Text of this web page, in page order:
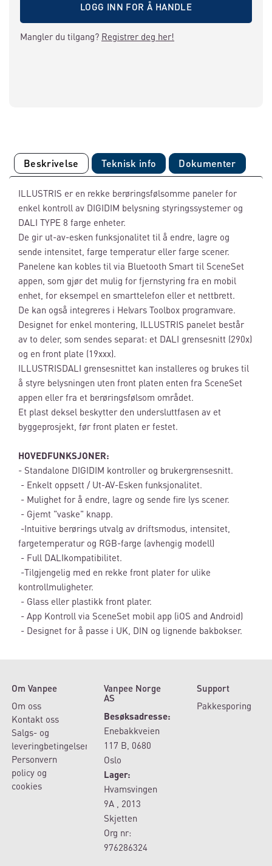
LOGG INN FOR Å HANDLE
Mangler du tilgang? Registrer deg her!
Beskrivelse Teknisk info Dokumenter
ILLUSTRIS er en rekke berøringsfølsomme paneler for
enkel kontroll av DIGIDIM belysning styringssystemer og
DALI TYPE 8 farge enheter.
De gir ut-av-esken funksjonalitet til å endre, lagre og
sende intensitet, farge temperatur eller farge scener.
Panelene kan kobles til via Bluetooth Smart til SceneSet
appen, som gjør det mulig for fjernstyring fra en mobil
enhet, for eksempel en smarttelefon eller et nettbrett.
De kan også integreres i Helvars Toolbox programvare.
Designet for enkel montering, ILLUSTRIS panelet består
av to deler, som sendes separat: et DALI grensesnitt (290x)
og en front plate (19xxx).
ILLUSTRISDALI grensesnittet kan installeres og brukes til
å styre belysningen uten front platen enten fra SceneSet
appen eller fra et berøringsfølsom området.
Et plast deksel beskytter den undersluttfasen av et
byggeprosjekt, før front platen er festet.
HOVEDFUNKSJONER:
- Standalone DIGIDIM kontroller og brukergrensesnitt.
- Enkelt oppsett / Ut-AV-Esken funksjonalitet.
- Mulighet for å endre, lagre og sende fire lys scener.
- Gjemt "vaske" knapp.
-Intuitive berørings utvalg av driftsmodus, intensitet,
fargetemperatur og RGB-farge (avhengig modell)
- Full DALIkompatibilitet.
-Tilgjengelig med en rekke front plater for ulike
kontrollmuligheter.
- Glass eller plastikk front plater.
- App Kontroll via SceneSet mobil app (iOS and Android)
- Designet for å passe i UK, DIN og lignende bakbokser.
Om Vanpee
Om oss
Kontakt oss
Salgs- og
leveringbetingelser
Personvern
policy og
cookies
Vanpee Norge
AS
Besøksadresse:
Enebakkveien
117 B, 0680
Oslo
Lager:
Hvamsvingen
9A , 2013
Skjetten
Org nr:
976286324
Support
Pakkesporing